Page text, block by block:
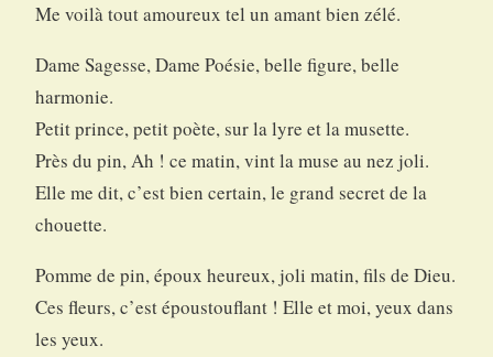
Me voilà tout amoureux tel un amant bien zélé.
Dame Sagesse, Dame Poésie, belle figure, belle
harmonie.
Petit prince, petit poète, sur la lyre et la musette.
Près du pin, Ah ! ce matin, vint la muse au nez joli.
Elle me dit, c’est bien certain, le grand secret de la
chouette.
Pomme de pin, époux heureux, joli matin, fils de Dieu.
Ces fleurs, c’est époustouflant ! Elle et moi, yeux dans
les yeux.